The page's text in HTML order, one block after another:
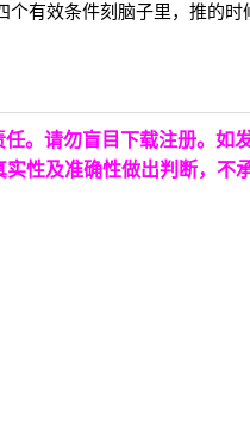
有效条件刻脑子里，推的时
。请勿盲目下载注册。如
性及准确性做出判断，不